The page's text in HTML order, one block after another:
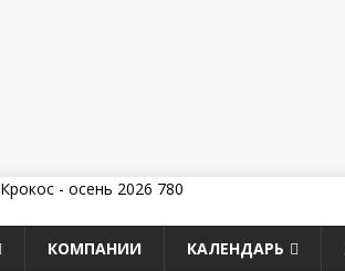
КОМПАНИИ КАЛЕНДАРЬ